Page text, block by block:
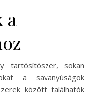
a
tartósítószer, sokan
a savanyúságok
között találhatók